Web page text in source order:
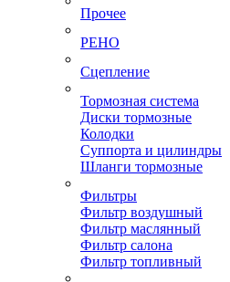
Прочее
РЕНО
Сцепление
Тормозная система
Диски тормозные
Колодки
Суппорта и цилиндры
Шланги тормозные
Фильтры
Фильтр воздушный
Фильтр маслянный
Фильтр салона
Фильтр топливный